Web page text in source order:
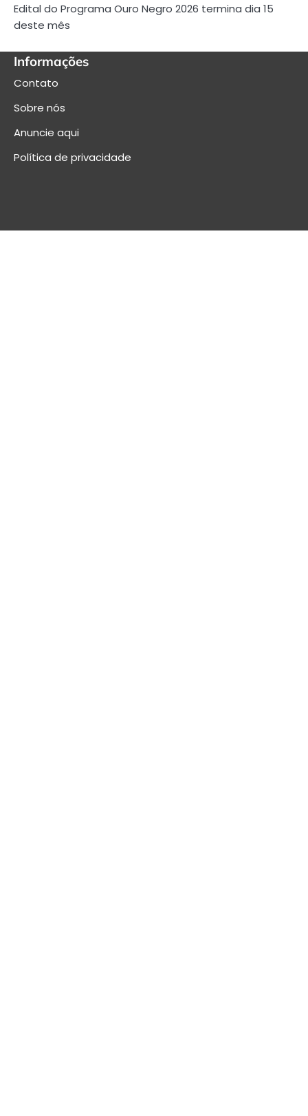
Edital do Programa Ouro Negro 2026 termina dia 15
deste mês
Informações
Contato
Sobre nós
Anuncie aqui
Política de privacidade